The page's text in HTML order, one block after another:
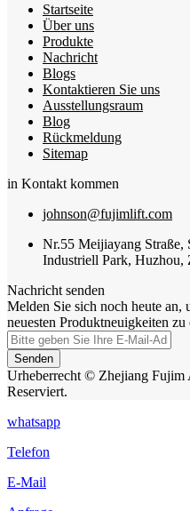
Startseite
Über uns
Produkte
Nachricht
Blogs
Kontaktieren Sie uns
Ausstellungsraum
Blog
Rückmeldung
Sitemap
in Kontakt kommen
johnson@fujimlift.com
Nr.55 Meijiayang Straße,
Industriell Park, Huzhou,
Nachricht senden
Melden Sie sich noch heute
neuesten Produktneuigkeiten zu
Senden
Urheberrecht © Zhejiang
Reserviert.
whatsapp
Telefon
E-Mail